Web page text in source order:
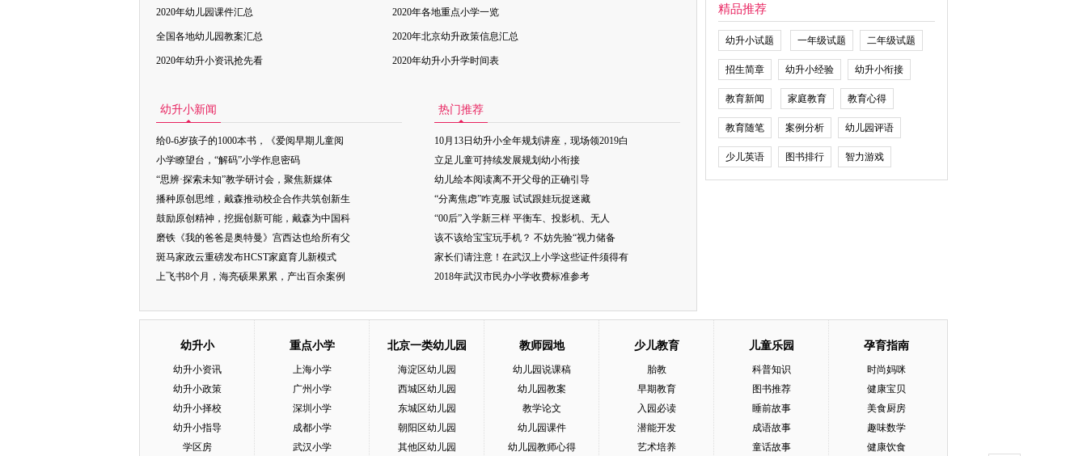
2020年幼儿园课件汇总 2020年各地重点小学一览
全国各地幼儿园教案汇总 2020年北京幼升政策信息汇总
2020年幼升小资讯抢先看 2020年幼升小升学时间表
幼升小新闻
给0-6岁孩子的1000本书，《爱阅早期儿童阅
小学瞭望台，“解码”小学作息密码
“思辨·探索未知”教学研讨会，聚焦新媒体
播种原创思维，戴森推动校企合作共筑创新生
鼓励原创精神，挖掘创新可能，戴森为中国科
磨铁《我的爸爸是奥特曼》宫西达也给所有父
斑马家政云重磅发布HCST家庭育儿新模式
上飞书8个月，海亮硕果累累，产出百余案例
热门推荐
10月13日幼升小全年规划讲座，现场领2019白
立足儿童可持续发展规划幼小衔接
幼儿绘本阅读离不开父母的正确引导
“分离焦虑”咋克服 试试跟娃玩捉迷藏
“00后”入学新三样 平衡车、投影机、无人
该不该给宝宝玩手机？ 不妨先验“视力储备
家长们请注意！在武汉上小学这些证件须得有
2018年武汉市民办小学收费标准参考
精品推荐
幼升小试题 一年级试题 二年级试题
招生简章 幼升小经验 幼升小衔接
教育新闻 家庭教育 教育心得
教育随笔 案例分析 幼儿园评语
少儿英语 图书排行 智力游戏
幼升小
幼升小资讯
幼升小政策
幼升小择校
幼升小指导
学区房
重点小学
上海小学
广州小学
深圳小学
成都小学
武汉小学
北京一类幼儿园
海淀区幼儿园
西城区幼儿园
东城区幼儿园
朝阳区幼儿园
其他区幼儿园
教师园地
幼儿园说课稿
幼儿园教案
教学论文
幼儿园课件
幼儿园教师心得
少儿教育
胎教
早期教育
入园必读
潜能开发
艺术培养
儿童乐园
科普知识
图书推荐
睡前故事
成语故事
童话故事
孕育指南
时尚妈咪
健康宝贝
美食厨房
趣味数学
健康饮食